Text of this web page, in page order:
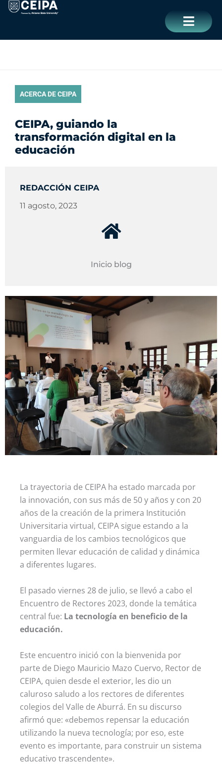
contenido
ACERCA DE CEIPA
CEIPA, guiando la
transformación digital en la
educación
REDACCIÓN CEIPA
11 agosto, 2023
Inicio blog
La trayectoria de CEIPA ha estado marcada por
la innovación, con sus más de 50 y años y con 20
años de la creación de la primera Institución
Universitaria virtual, CEIPA sigue estando a la
vanguardia de los cambios tecnológicos que
permiten llevar educación de calidad y dinámica
a diferentes lugares.
El pasado viernes 28 de julio, se llevó a cabo el
Encuentro de Rectores 2023, donde la temática
central fue: La tecnología en beneficio de la
educación.
Este encuentro inició con la bienvenida por
parte de Diego Mauricio Mazo Cuervo, Rector de
CEIPA, quien desde el exterior, les dio un
caluroso saludo a los rectores de diferentes
colegios del Valle de Aburrá. En su discurso
afirmó que: «debemos repensar la educación
utilizando la nueva tecnología; por eso, este
evento es importante, para construir un sistema
educativo trascendente».